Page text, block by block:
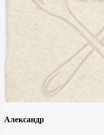
Александр